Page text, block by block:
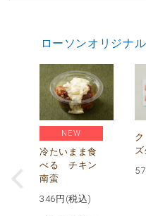
ローソンオリジ
NEW
冷たいまま食
べる チキン
南蛮
346 円(税込)